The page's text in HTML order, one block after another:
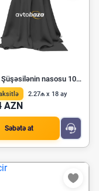
SWAG Şüşəsilənin nasosu 10 92 6235
2.27₼ x 18 ay
AZN
Səbətə at